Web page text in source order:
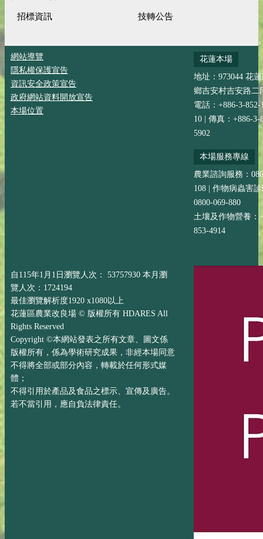
招標資訊 技轉公告
網站導覽
隱私權保護宣告
資訊安全政策宣告
政府網站資料開放宣告
本場位置
花蓮本場
地址：973044 花
鄉吉安村吉安路二
電話：+886-3-852-
10 | 傳真：+886-3-
5902
本場服務專線
農業諮詢服務：
108 | 作物病蟲害
0800-069-880
土壤及作物營養：
853-4914
自115年1月1日瀏覽人次： 53757930 本月瀏
覽人次：1724194
最佳瀏覽解析度1920 x1080以上
花蓮區農業改良場 © 版權所有 HDARES All
Rights Reserved
Copyright ©本網站發表之所有文章、圖文係
版權所有，係為學術研究成果，非經本場同意
不得將全部或部分內容，轉載於任何形式媒
體；
不得引用於產品及食品之標示、宣傳及廣告。
若不當引用，應自負法律責任。